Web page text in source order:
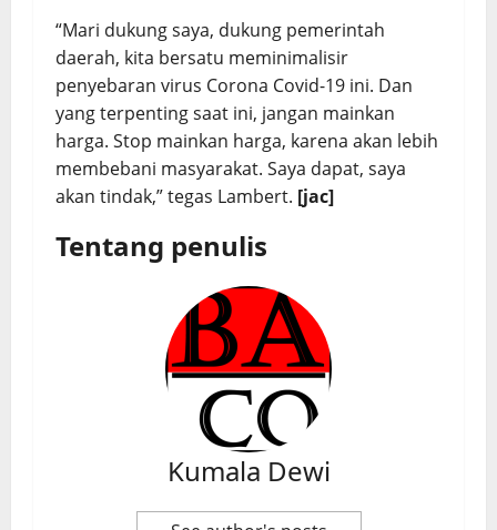
“Mari dukung saya, dukung pemerintah
daerah, kita bersatu meminimalisir
penyebaran virus Corona Covid-19 ini. Dan
yang terpenting saat ini, jangan mainkan
harga. Stop mainkan harga, karena akan lebih
membebani masyarakat. Saya dapat, saya
akan tindak,” tegas Lambert. [jac]
Tentang penulis
Kumala Dewi